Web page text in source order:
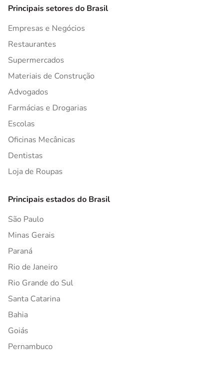
Principais setores do Brasil
Empresas e Negócios
Restaurantes
Supermercados
Materiais de Construção
Advogados
Farmácias e Drogarias
Escolas
Oficinas Mecânicas
Dentistas
Loja de Roupas
Principais estados do Brasil
São Paulo
Minas Gerais
Paraná
Rio de Janeiro
Rio Grande do Sul
Santa Catarina
Bahia
Goiás
Pernambuco